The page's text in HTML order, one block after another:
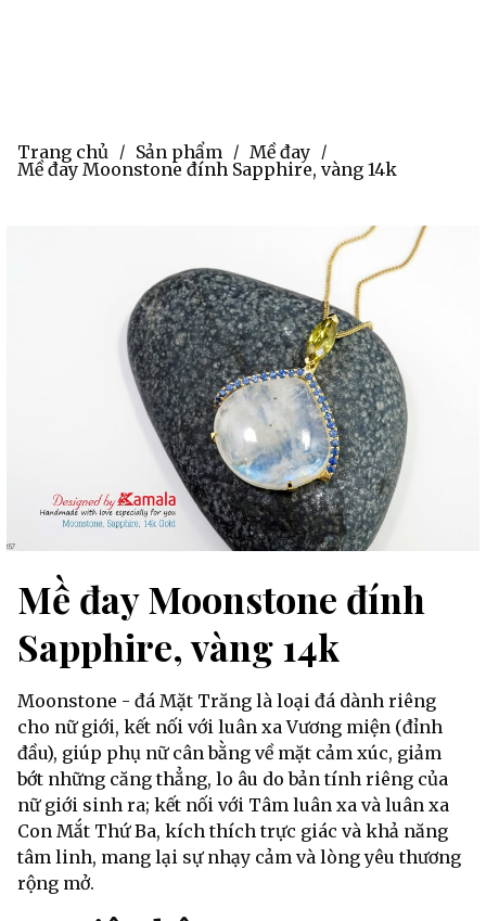
Trang chủ / Sản phẩm / Mề đay /
Mề đay Moonstone đính Sapphire, vàng 14k
Mề đay Moonstone đính
Sapphire, vàng 14k
Moonstone - đá Mặt Trăng là loại đá dành riêng
cho nữ giới, kết nối với luân xa Vương miện (đỉnh
đầu), giúp phụ nữ cân bằng về mặt cảm xúc, giảm
bớt những căng thẳng, lo âu do bản tính riêng của
nữ giới sinh ra; kết nối với Tâm luân xa và luân xa
Con Mắt Thứ Ba, kích thích trực giác và khả năng
tâm linh, mang lại sự nhạy cảm và lòng yêu thương
rộng mở.